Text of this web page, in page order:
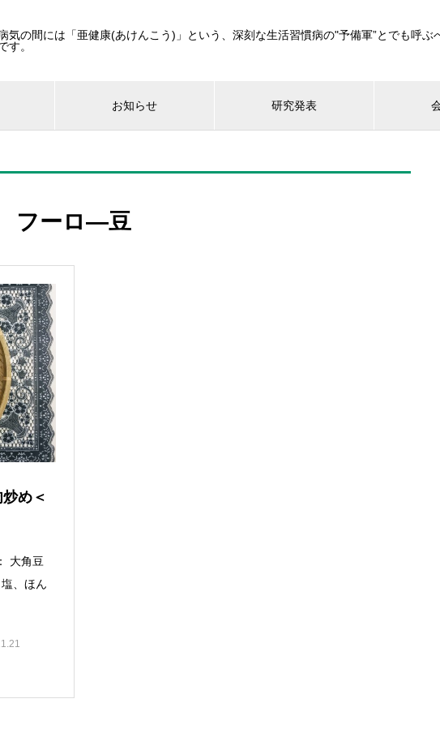
気の間には「亜健康(あけんこう)」という、深刻な生活習慣病の"予備軍”とでも呼ぶ
す。
お知らせ 研究発表
フーロ―豆
め＜
大角豆
、ほん